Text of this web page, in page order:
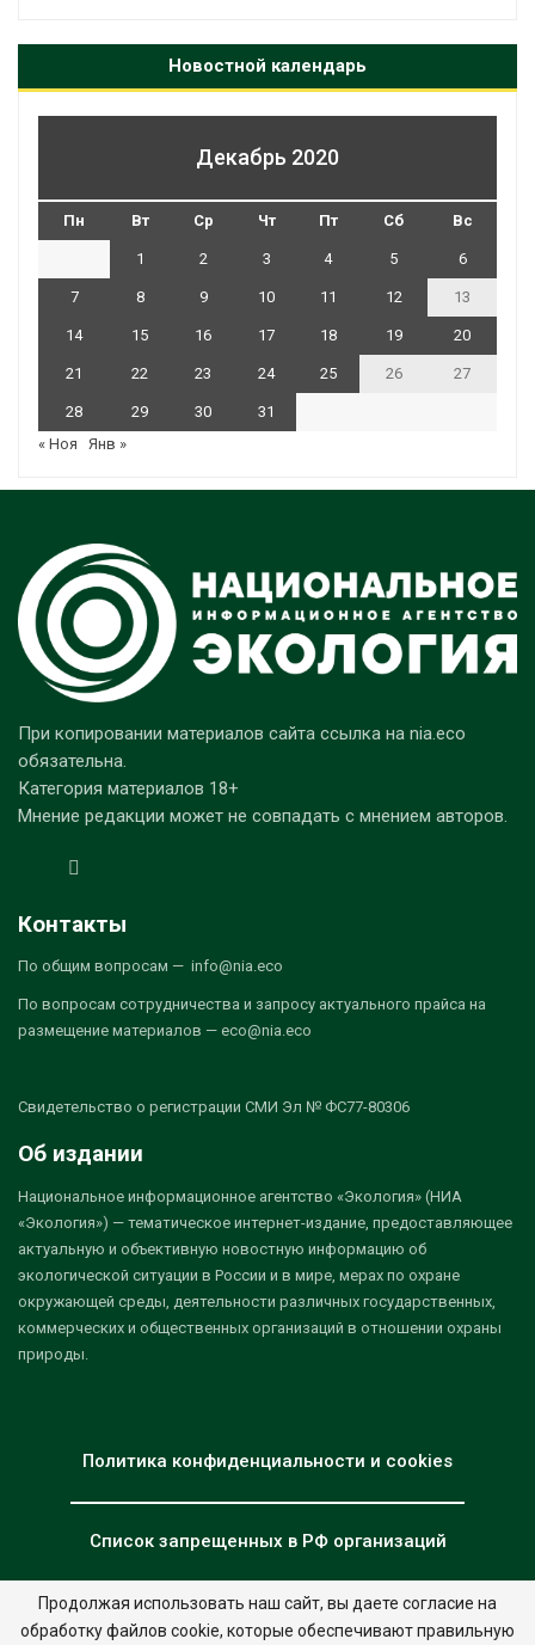
Новостной календарь
Декабрь 2020
Пн Вт Ср Чт Пт Сб Вс
1 2 3 4 5 6
7 8 9 10 11 12 13
14 15 16 17 18 19 20
21 22 23 24 25 26 27
28 29 30
31
« Ноя
Янв »
При копировании материалов сайта ссылка на nia.eco
обязательна.
Категория материалов 18+
Мнение редакции может не совпадать с мнением авторов.
Контакты
По общим вопросам — info@nia.eco
По вопросам сотрудничества и запросу актуального прайса на
размещение материалов — eco@nia.eco
Свидетельство о регистрации СМИ Эл № ФС77-80306
Об издании
Национальное информационное агентство «Экология» (НИА
«Экология») — тематическое интернет-издание, предоставляющее
актуальную и объективную новостную информацию об
экологической ситуации в России и в мире, мерах по охране
окружающей среды, деятельности различных государственных,
коммерческих и общественных организаций в отношении охраны
природы.
Политика конфиденциальности и cookies
Список запрещенных в РФ организаций
© 2026 - НИА "Экология". Все права защищены. Дизайн:nia.eco
Продолжая использовать наш сайт, вы даете согласие на
обработку файлов cookie, которые обеспечивают правильную